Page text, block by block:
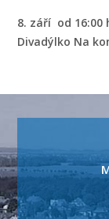
8. září od 16:00
Divadýlko Na